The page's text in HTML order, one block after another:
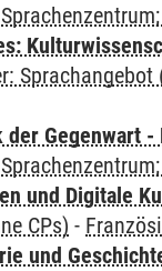
Sprachangebot
Gegenwart -
und Digitale
CPs) -
und